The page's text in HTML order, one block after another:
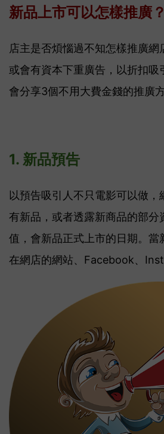
新品上市可以怎樣推廣？
店主是否煩惱過不知怎樣推廣
或會有資本下重廣告，以折扣
會分享3個不用大費金錢的推廣方
1. 新品預告
以預告吸引人不只電影可以做
有新品，或者透露新商品的部
值，會新品正式上市的日期。當
在網店的網站、Facebook、